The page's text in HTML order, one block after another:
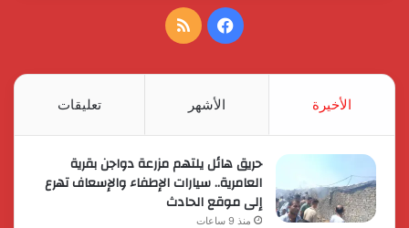
فيسبوكملخص
الأخيرة الأشهر تعليقات
حريق هائل يلتهم مزرعة دواجن بقرية
العامرية.. سيارات الإطفاء والإسعاف تهرع
إلى موقع الحادث
منذ 9 ساعات